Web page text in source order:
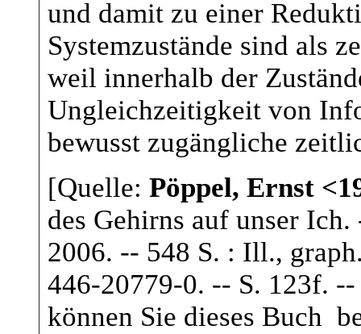
und damit zu einer
Systemzustände sind als
weil innerhalb der
Ungleichzeitigkeit von
bewusst zugängliche
[Quelle: Pöppel, Ernst
des Gehirns auf unser
2006. -- 548 S. : Ill.,
446-20779-0. -- S. 123f.
können Sie dieses Buch